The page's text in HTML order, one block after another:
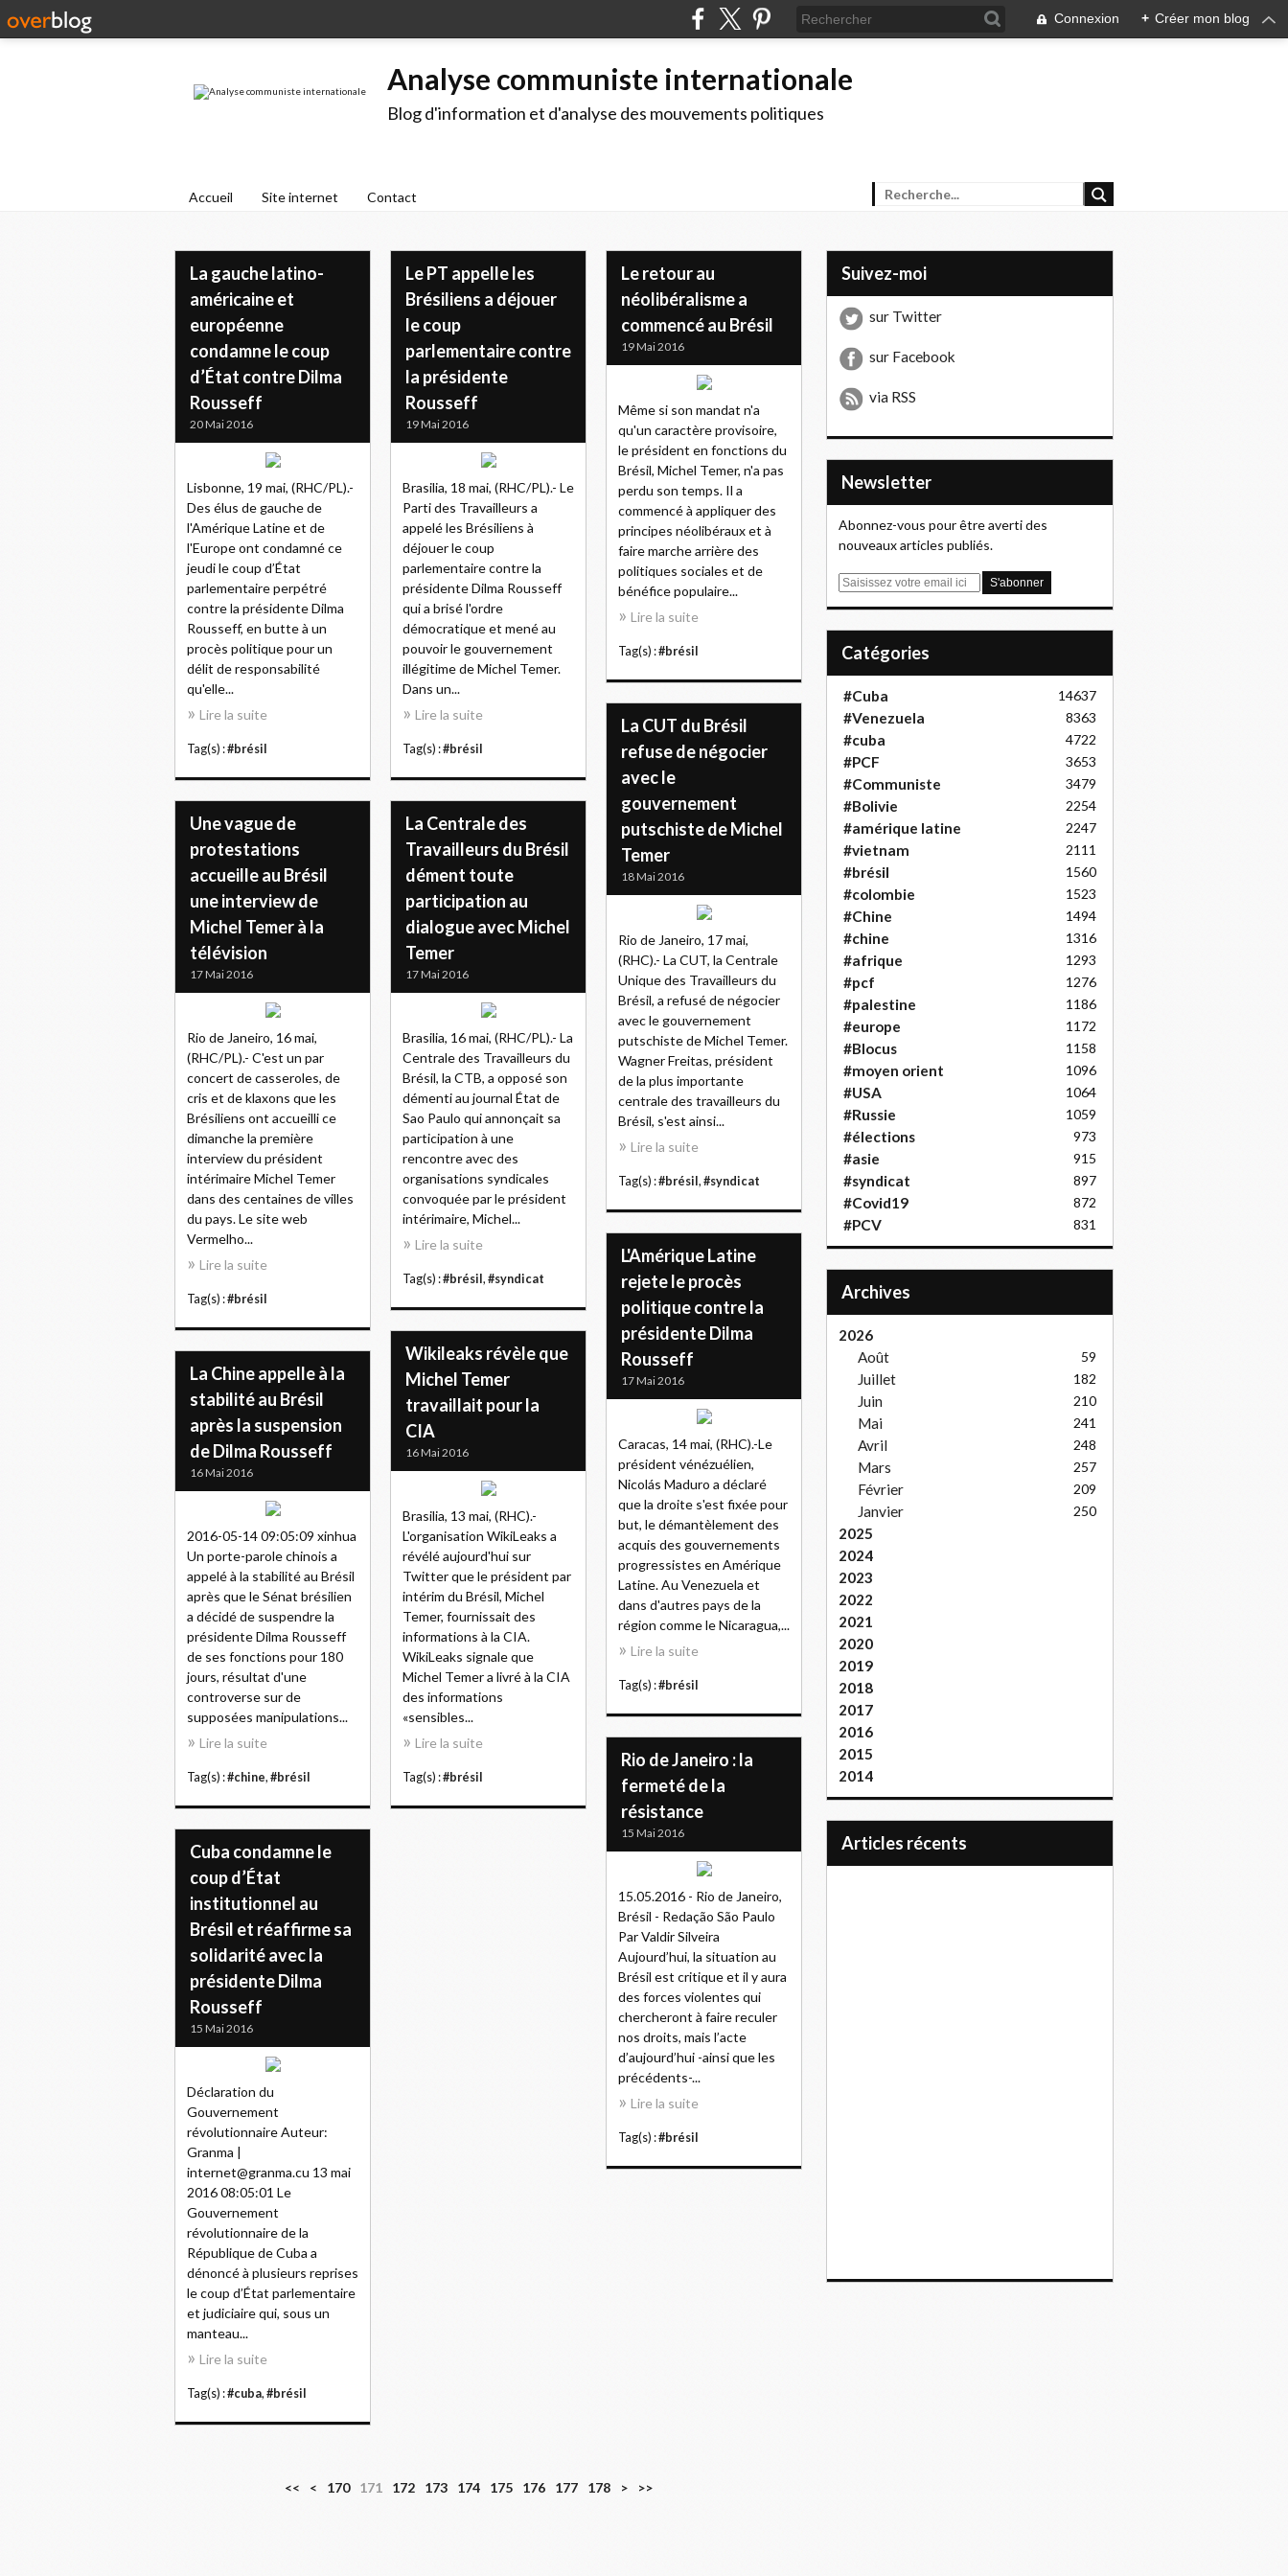
Connexion + Créer mon blog
Analyse communiste internationale
Blog d'information et d'analyse des mouvements politiques
Accueil Site internet Contact
La gauche latino-
américaine et
européenne
condamne le coup
d’État contre Dilma
Rousseff
20 Mai 2016
Lisbonne, 19 mai, (RHC/PL).-
Des élus de gauche de
l'Amérique Latine et de
l'Europe ont condamné ce
jeudi le coup d’État
parlementaire perpétré
contre la présidente Dilma
Rousseff, en butte à un
procès politique pour un
délit de responsabilité
qu'elle...
Lire la suite
Tag(s) :#brésil
Le PT appelle les
Brésiliens a déjouer
le coup
parlementaire contre
la présidente
Rousseff
19 Mai 2016
Brasilia, 18 mai, (RHC/PL).- Le
Parti des Travailleurs a
appelé les Brésiliens à
déjouer le coup
parlementaire contre la
présidente Dilma Rousseff
qui a brisé l'ordre
démocratique et mené au
pouvoir le gouvernement
illégitime de Michel Temer.
Dans un...
Lire la suite
Tag(s) :#brésil
Le retour au
néolibéralisme a
commencé au Brésil
19 Mai 2016
Même si son mandat n'a
qu'un caractère provisoire,
le président en fonctions du
Brésil, Michel Temer, n'a pas
perdu son temps. Il a
commencé à appliquer des
principes néolibéraux et à
faire marche arrière des
politiques sociales et de
bénéfice populaire...
Lire la suite
Tag(s) :#brésil
La CUT du Brésil
refuse de négocier
avec le
gouvernement
putschiste de Michel
Temer
18 Mai 2016
Rio de Janeiro, 17 mai,
(RHC).- La CUT, la Centrale
Unique des Travailleurs du
Brésil, a refusé de négocier
avec le gouvernement
putschiste de Michel Temer.
Wagner Freitas, président
de la plus importante
centrale des travailleurs du
Brésil, s'est ainsi...
Lire la suite
Tag(s) :#brésil , #syndicat
Une vague de
protestations
accueille au Brésil
une interview de
Michel Temer à la
télévision
17 Mai 2016
Rio de Janeiro, 16 mai,
(RHC/PL).- C'est un par
concert de casseroles, de
cris et de klaxons que les
Brésiliens ont accueilli ce
dimanche la première
interview du président
intérimaire Michel Temer
dans des centaines de villes
du pays. Le site web
Vermelho...
Lire la suite
Tag(s) :#brésil
La Centrale des
Travailleurs du Brésil
dément toute
participation au
dialogue avec Michel
Temer
17 Mai 2016
Brasilia, 16 mai, (RHC/PL).- La
Centrale des Travailleurs du
Brésil, la CTB, a opposé son
démenti au journal État de
Sao Paulo qui annonçait sa
participation à une
rencontre avec des
organisations syndicales
convoquée par le président
intérimaire, Michel...
Lire la suite
Tag(s) :#brésil , #syndicat
L'Amérique Latine
rejete le procès
politique contre la
présidente Dilma
Rousseff
17 Mai 2016
Caracas, 14 mai, (RHC).-Le
président vénézuélien,
Nicolás Maduro a déclaré
que la droite s'est fixée pour
but, le démantèlement des
acquis des gouvernements
progressistes en Amérique
Latine. Au Venezuela et
dans d'autres pays de la
région comme le Nicaragua,...
Lire la suite
Tag(s) :#brésil
Wikileaks révèle que
Michel Temer
travaillait pour la
CIA
16 Mai 2016
Brasilia, 13 mai, (RHC).-
L'organisation WikiLeaks a
révélé aujourd'hui sur
Twitter que le président par
intérim du Brésil, Michel
Temer, fournissait des
informations à la CIA.
WikiLeaks signale que
Michel Temer a livré à la CIA
des informations
«sensibles...
Lire la suite
Tag(s) :#brésil
La Chine appelle à la
stabilité au Brésil
après la suspension
de Dilma Rousseff
16 Mai 2016
2016-05-14 09:05:09 xinhua
Un porte-parole chinois a
appelé à la stabilité au Brésil
après que le Sénat brésilien
a décidé de suspendre la
présidente Dilma Rousseff
de ses fonctions pour 180
jours, résultat d'une
controverse sur de
supposées manipulations...
Lire la suite
Tag(s) :#chine, #brésil
Rio de Janeiro : la
fermeté de la
résistance
15 Mai 2016
15.05.2016 - Rio de Janeiro,
Brésil - Redação São Paulo
Par Valdir Silveira
Aujourd’hui, la situation au
Brésil est critique et il y aura
des forces violentes qui
chercheront à faire reculer
nos droits, mais l’acte
d’aujourd’hui -ainsi que les
précédents-...
Lire la suite
Tag(s) :#brésil
Cuba condamne le
coup d’État
institutionnel au
Brésil et réaffirme sa
solidarité avec la
présidente Dilma
Rousseff
15 Mai 2016
Déclaration du
Gouvernement
révolutionnaire Auteur:
Granma |
internet@granma.cu 13 mai
2016 08:05:01 Le
Gouvernement
révolutionnaire de la
République de Cuba a
dénoncé à plusieurs reprises
le coup d’État parlementaire
et judiciaire qui, sous un
manteau...
Lire la suite
Tag(s) :#cuba, #brésil
<< <
1
1
1
1
1
1
1
170 171 172 173 174 175 176 177 178 > >>
Suivez-moi
sur Twitter
sur Facebook
via RSS
Newsletter
Abonnez-vous pour être averti des
nouveaux articles publiés.
E
Catégories
#Cuba 14637
#Venezuela 8363
#cuba 4722
#PCF 3653
#Communiste 3479
#Bolivie 2254
#amérique latine 2247
#vietnam 2111
#brésil 1560
#colombie 1523
#Chine 1494
#chine 1316
#afrique 1293
#pcf 1276
#palestine 1186
#europe 1172
#Blocus 1158
#moyen orient 1096
#USA 1064
#Russie 1059
#élections 973
#asie 915
#syndicat 897
#Covid19 872
#PCV 831
Archives
2026
Août
59
Juillet 182
Juin 210
Mai 241
Avril 248
Mars 257
Février 209
Janvier 250
2025
2024
2023
2022
2021
2020
2019
2018
2017
2016
2015
2014
articles récents